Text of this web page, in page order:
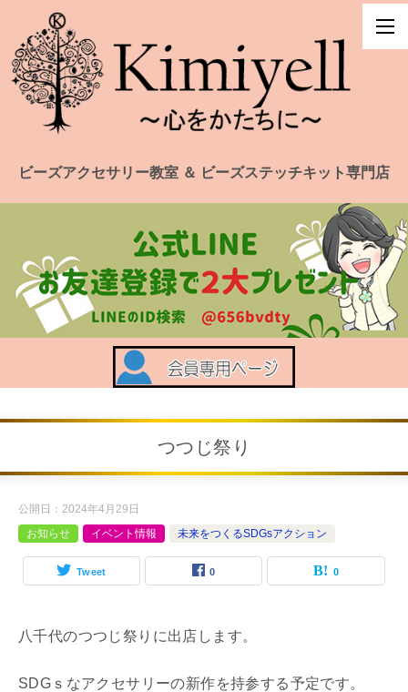
ビーズアクセサリー教室 ＆ ビーズステッチキット専門店
つつじ祭り
公開日： 2024年4月29日
お知らせ
イベント情報 未来をつくるSDGsアクション
Tweet 0 0
八千代のつつじ祭りに出店します。
SDGｓなアクセサリーの新作を持参する予定です。